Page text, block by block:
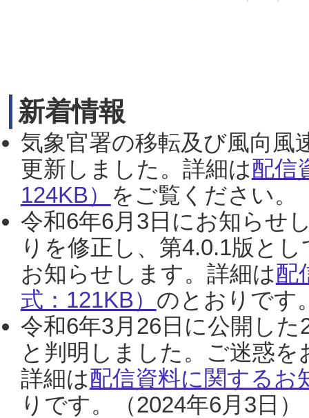
新着情報
気象官署の移転及び風向風
更新しました。詳細は配信
124KB） をご覧ください。
令和6年6月3日にお知らせ
りを修正し、第4.0.1版と
お知らせします。詳細は配
式：121KB） のとおりです
令和6年3月26日に公開し
と判明しました。ご迷惑
詳細は配信資料に関するお
りです。（2024年6月3日）